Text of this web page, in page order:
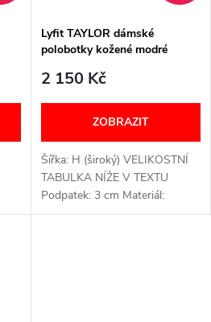
Lyfit TAYLOR dámské
polobotky kožené modré
2 150 Kč
ZOBRAZIT
Šířka: H (široký) VELIKOSTNÍ
TABULKA NÍŽE V TEXTU
Podpatek: 3 cm Materiál:
Kožený svršek a syntetická